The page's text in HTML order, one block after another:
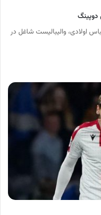
اولادی، والیبالیست شاغل در